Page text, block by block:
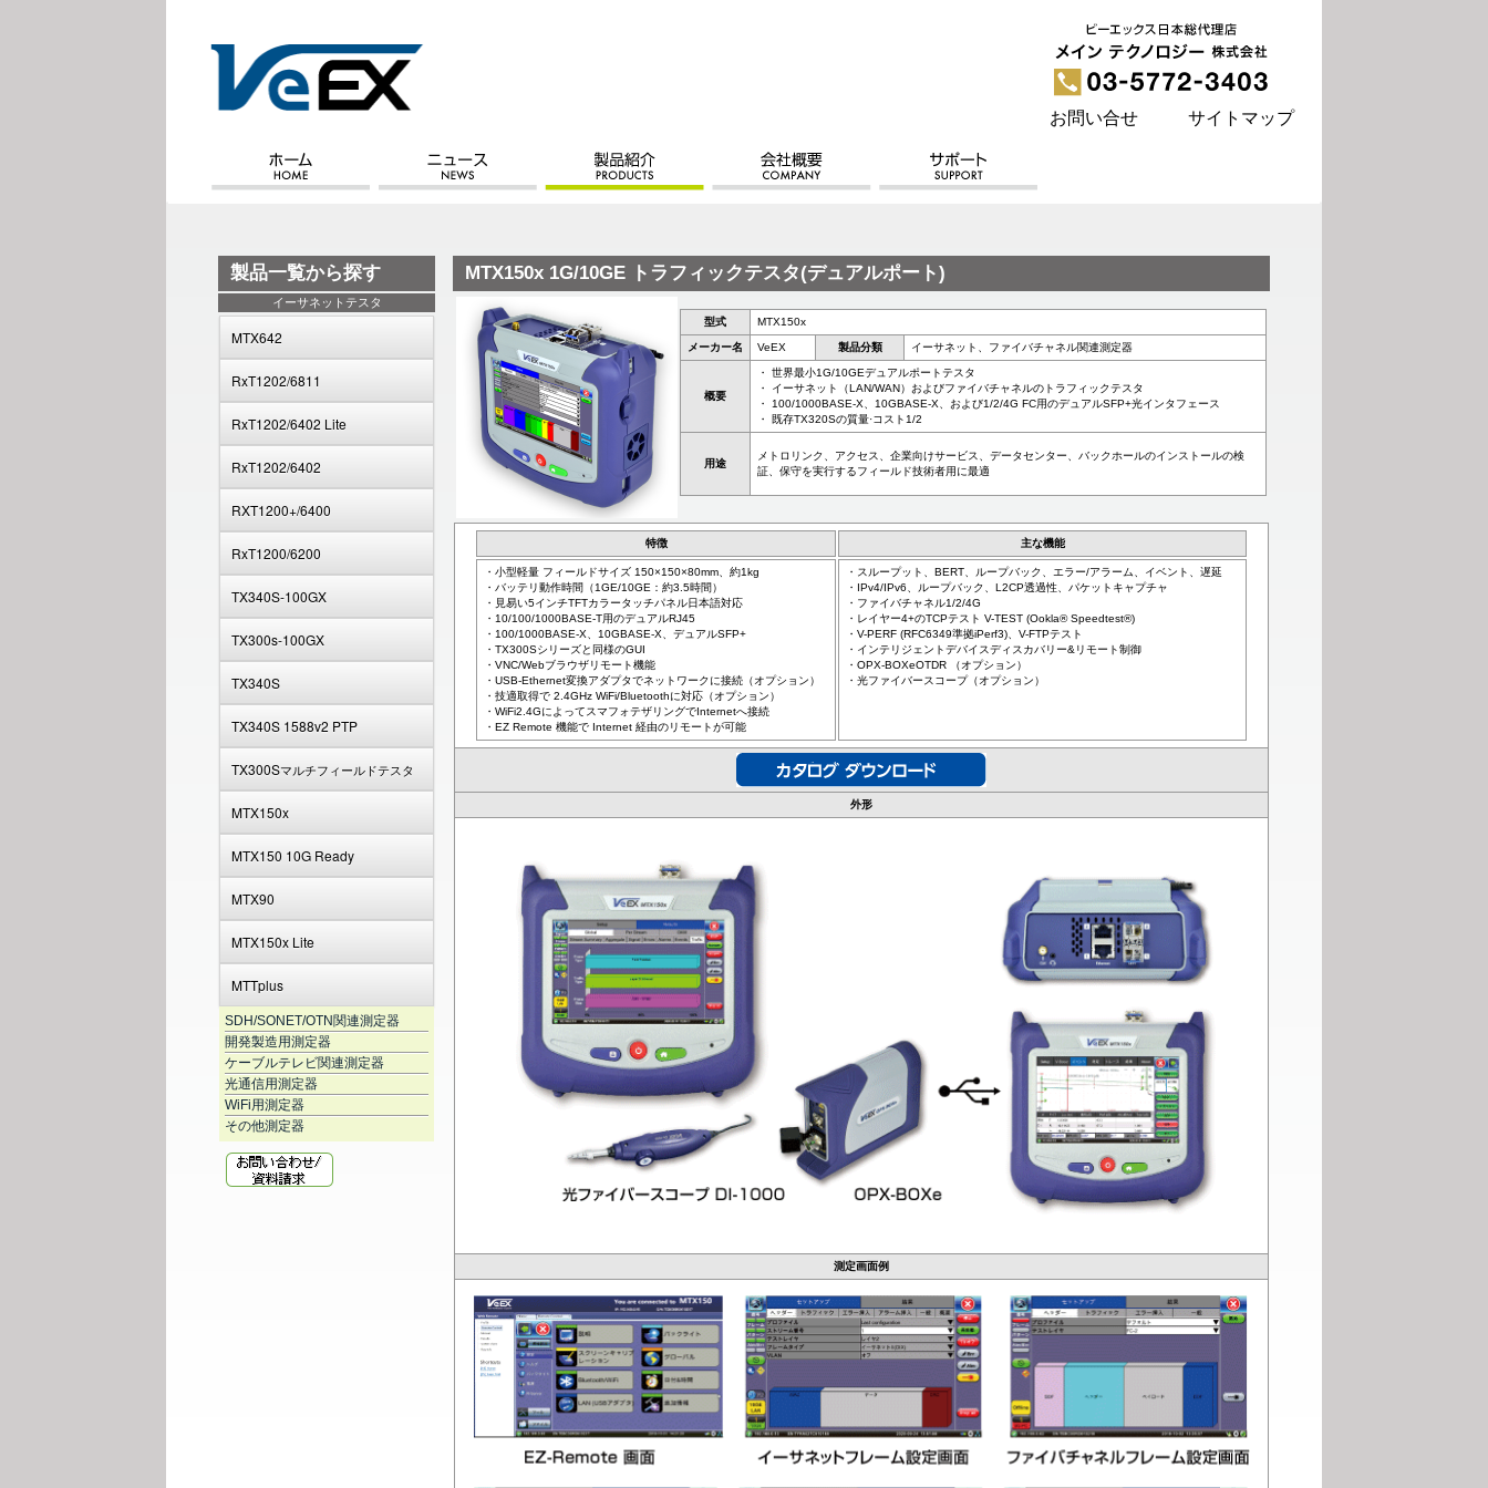
お問い合せ サイトマップ
製品一覧から探す
イーサネットテスタ
MTX642
RxT1202/6811
RxT1202/6402 Lite
RxT1202/6402
RXT1200+/6400
RxT1200/6200
TX340S-100GX
TX300s-100GX
TX340S
TX340S 1588v2 PTP
TX300Sマルチフィールドテスタ
MTX150x
MTX150 10G Ready
MTX90
MTX150x Lite
MTTplus
SDH/SONET/OTN関連測定器
開発製造用測定器
ケーブルテレビ関連測定器
光通信用測定器
WiFi用測定器
その他測定器
MTX150x 1G/10GE トラフィックテスタ(デュアルポート)
型式 MTX150x
メーカー名 VeEX 製品分類 イーサネット、ファイバチャネル関連測定器
概要
・ 世界最小1G/10GEデュアルポートテスタ
・ イーサネット（LAN/WAN）およびファイバチャネルのトラフィックテスタ
・ 100/1000BASE-X、10GBASE-X、および1/2/4G FC用のデュアルSFP+光インタフェース
・ 既存TX320Sの質量·コスト1/2
用途
メトロリンク、アクセス、企業向けサービス、データセンター、バックホールのインストールの検
証、保守を実行するフィールド技術者用に最適
特徴 主な機能
・小型軽量 フィールドサイズ 150×150×80mm、約1kg
・バッテリ動作時間（1GE/10GE：約3.5時間）
・見易い5インチTFTカラータッチパネル日本語対応
・10/100/1000BASE-T用のデュアルRJ45
・100/1000BASE-X、10GBASE-X、デュアルSFP+
・TX300Sシリーズと同様のGUI
・VNC/Webブラウザリモート機能
・USB-Ethernet変換アダプタでネットワークに接続（オプション）
・技適取得で 2.4GHz WiFi/Bluetoothに対応（オプション）
・WiFi2.4GによってスマフォテザリングでInternetへ接続
・EZ Remote 機能で Internet 経由のリモートが可能
・スループット、BERT、ループバック、エラー/アラーム、イベント、遅延
・IPv4/IPv6、ループバック、L2CP透過性、パケットキャプチャ
・ファイバチャネル1/2/4G
・レイヤー4+のTCPテスト V-TEST (Ookla® Speedtest®)
・V-PERF (RFC6349準拠iPerf3)、V-FTPテスト
・インテリジェントデバイスディスカバリー&リモート制御
・OPX-BOXeOTDR （オプション）
・光ファイバースコープ（オプション）
外形
測定画面例